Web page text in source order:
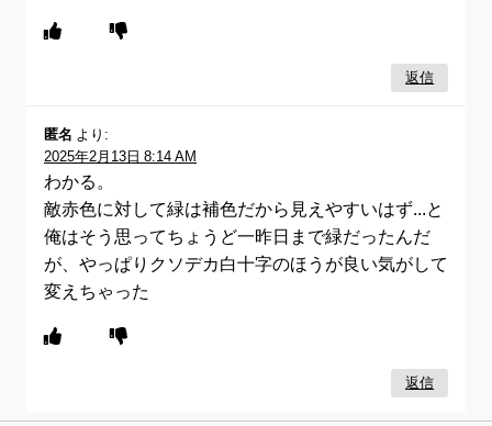
返信
匿名 より:
2025年2月13日 8:14 AM
わかる。
敵赤色に対して緑は補色だから見えやすいはず...と
俺はそう思ってちょうど一昨日まで緑だったんだ
が、やっぱりクソデカ白十字のほうが良い気がして
変えちゃった
返信